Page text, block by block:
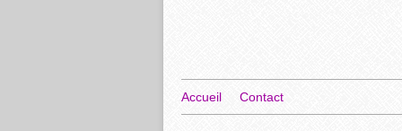
Accueil Contact